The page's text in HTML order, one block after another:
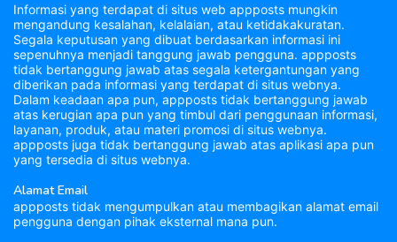
Informasi yang terdapat di situs web appposts mungkin
mengandung kesalahan, kelalaian, atau ketidakakuratan.
Segala keputusan yang dibuat berdasarkan informasi ini
sepenuhnya menjadi tanggung jawab pengguna. appposts
tidak bertanggung jawab atas segala ketergantungan yang
diberikan pada informasi yang terdapat di situs webnya.
Dalam keadaan apa pun, appposts tidak bertanggung jawab
atas kerugian apa pun yang timbul dari penggunaan informasi,
layanan, produk, atau materi promosi di situs webnya.
appposts juga tidak bertanggung jawab atas aplikasi apa pun
yang tersedia di situs webnya.
Alamat Email
appposts tidak mengumpulkan atau membagikan alamat email
pengguna dengan pihak eksternal mana pun.